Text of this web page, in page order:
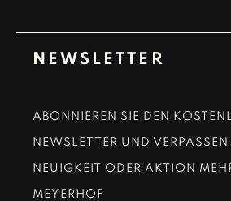
NEWSLETTER
ABONNIEREN SIE DEN
NEWSLETTER UND VERPASSEN
NEUIGKEIT ODER AKTION
MEYERHOF